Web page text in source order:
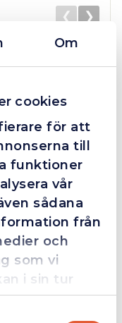
Om
cookies
för att
till
funktioner
vår
sådana
från
och
som vi
i sin tur
annan
Reviews
serviceminded.
lite strul med,
det långt över
som förtjänar
❮ ❯